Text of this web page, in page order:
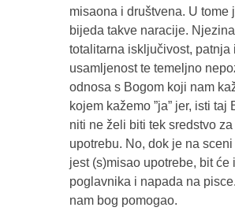
misaona i društvena. U tome
bijeda takve naracije. Njezina
totalitarna isključivost, patnja i
usamljenost te temeljno
odnosa s Bogom koji nam
kojem kažemo ”ja” jer, isti taj
niti ne želi biti tek sredstvo za
upotrebu. No, dok je na sceni
jest (s)misao upotrebe, bit će
poglavnika i napada na
nam bog pomogao.